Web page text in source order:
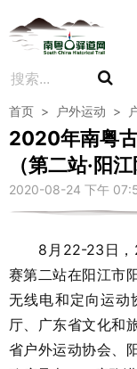
首页 > 户外运动 >
2020年南粤
（第二站·阳
2020-08-24 下午
8月22-23日，
赛第二站在阳江市
无线电和定向运动
厅、广东省文化和
省户外运动协会、